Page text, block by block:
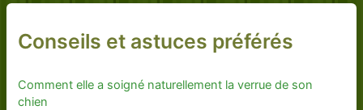
Conseils et astuces préférés
Comment elle a soigné naturellement la verrue de son
chien